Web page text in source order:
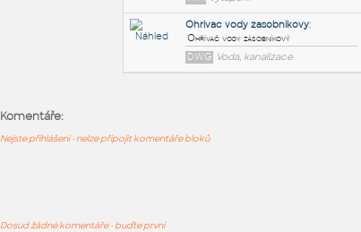
Komentáře:
Nejste přihlášeni - nelze připojit komentáře bloků
Dosud žádné komentáře - buďte první